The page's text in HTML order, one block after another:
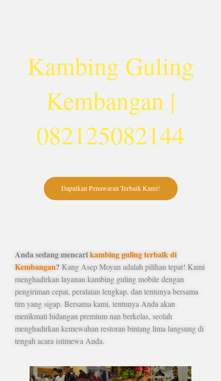
Kambing Guling
Kembangan |
082125082144
Dapatkan Penawaran Terbaik Kami!
Anda sedang mencarikambing guling terbaik di
Kembangan? Kang Asep Moyan adalah pilihan tepat! Kami
menghadirkan layanan kambing guling mobile dengan
pengiriman cepat, peralatan lengkap, dan tentunya bersama
tim yang sigap. Bersama kami, tentunya Anda akan
menikmati hidangan premium nan berkelas, seolah
menghadirkan kemewahan restoran bintang lima langsung di
tengah acara istimewa Anda.